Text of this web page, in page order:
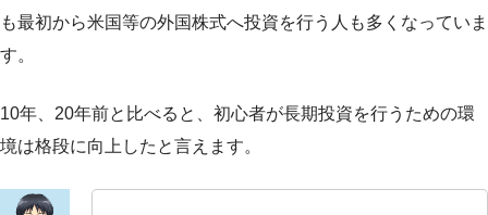
も最初から米国等の外国株式へ投資を行う人も多くなっていま
す。
10年、20年前と比べると、初心者が長期投資を行うための環
境は格段に向上したと言えます。